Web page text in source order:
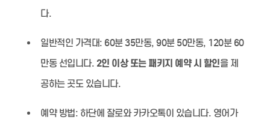
다.
일반적인 가격대: 60분 35만동, 90분 50만동, 120분 60
만동 선입니다. 2인 이상 또는 패키지 예약 시 할인을 제
공하는 곳도 있습니다.
예약 방법: 하단에 잘로와 카카오톡이 있습니다. 영어가